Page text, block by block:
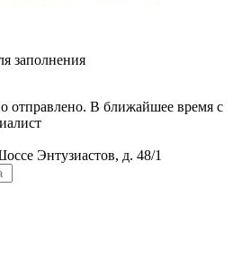
заполнения
отправлено. В ближайшее время с
Энтузиастов, д. 48/1